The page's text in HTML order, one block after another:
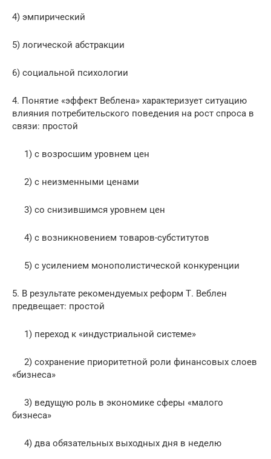
4) эмпирический
5) логической абстракции
6) социальной психологии
4. Понятие «эффект Веблена» характеризует ситуацию
влияния потребительского поведения на рост спроса в
связи: простой
1) с возросшим уровнем цен
2) с неизменными ценами
3) со снизившимся уровнем цен
4) с возникновением товаров-субститутов
5) с усилением монополистической конкуренции
5. В результате рекомендуемых реформ Т. Веблен
предвещает: простой
1) переход к «индустриальной системе»
2) сохранение приоритетной роли финансовых слоев
«бизнеса»
3) ведущую роль в экономике сферы «малого
бизнеса»
4) два обязательных выходных дня в неделю